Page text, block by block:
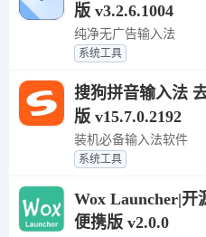
版 v3.2.6.1004
纯净无广告输入法
系统工具
搜狗拼音输入法
版 v15.7.0.2192
装机必备输入法软件
系统工具
Wox Launcher|开
便携版 v2.0.0